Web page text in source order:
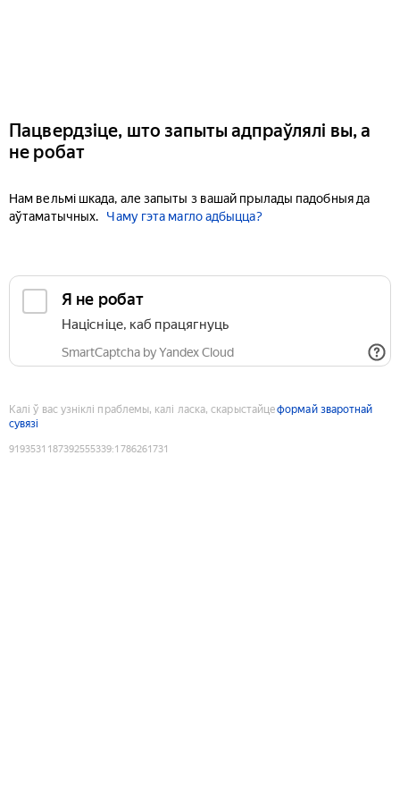
Пацвердзіце, што запыты адпраўлялі вы, а
не робат
Нам вельмі шкада, але запыты з вашай прылады падобныя да
аўтаматычных.
Чаму гэта магло адбыцца?
Я не робат
Націсніце, каб працягнуць
SmartCaptcha by Yandex Cloud
Калі ў вас узніклі праблемы, калі ласка, скарыстайцеформай зваротнай
сувязі
9193531187392555339:1786261731